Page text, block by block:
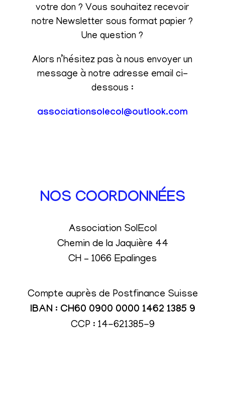
votre don ? Vous souhaitez recevoir
notre Newsletter sous format papier ?
Une question ?
Alors n’hésitez pas à nous envoyer un
message à notre adresse email ci-
dessous :
associationsolecol@outlook.com
NOS COORDONNÉES
Association SolEcol
Chemin de la Jaquière 44
CH – 1066 Epalinges
Compte auprès de Postfinance Suisse
IBAN : CH60 0900 0000 1462 1385 9
CCP : 14-621385-9